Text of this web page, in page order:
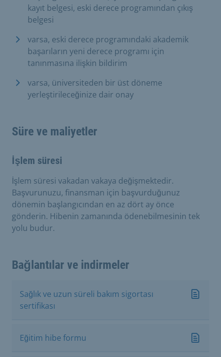
kayıt belgesi, eski derece programından çıkış
belgesi
varsa, eski derece programındaki akademik
başarıların yeni derece programı için
tanınmasına ilişkin bildirim
varsa, üniversiteden bir üst döneme
yerleştirileceğinize dair onay
Süre ve maliyetler
İşlem süresi
İşlem süresi vakadan vakaya değişmektedir.
Başvurunuzu, finansman için başvurduğunuz
dönemin başlangıcından en az dört ay önce
gönderin. Hibenin zamanında ödenebilmesinin tek
yolu budur.
Bağlantılar ve indirmeler
Sağlık ve uzun süreli bakım sigortası
sertifikası
Eğitim hibe formu